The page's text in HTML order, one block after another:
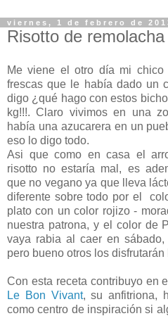
viernes, 1 de febrero de
Risotto de remolacha
Me viene el otro día mi
frescas que le había dado un
digo ¿qué hago con estos
kg!!!. Claro vivimos en una
había una azucarera en un
eso lo digo todo.
Asi que como en casa el
risotto no estaría mal, es
que no vegano ya que lleva
diferente sobre todo por el
plato con un color rojizo -
nuestra patrona, y el color de
vaya rabia al caer en
pero bueno otros los disfrutarán
Con esta receta contribuyo en el
Le Bon Vivant, su anfitriona,
como centro de inspiración si